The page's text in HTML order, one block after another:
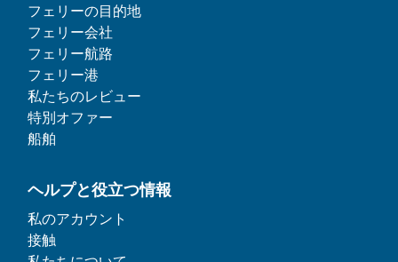
フェリーの目的地
フェリー会社
フェリー航路
フェリー港
私たちのレビュー
特別オファー
船舶
ヘルプと役立つ情報
私のアカウント
接触